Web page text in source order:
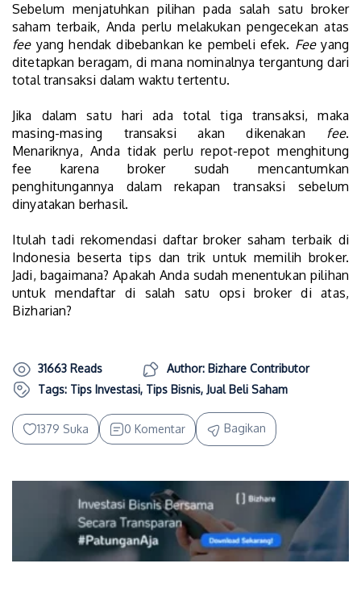
Sebelum menjatuhkan pilihan pada salah satu broker
saham terbaik, Anda perlu melakukan pengecekan atas
feeyang hendak dibebankan ke pembeli efek. Feeyang
ditetapkan beragam, di mana nominalnya tergantung dari
total transaksi dalam waktu tertentu.
Jika dalam satu hari ada total tiga transaksi, maka
masing-masing transaksi akan dikenakan fee.
Menariknya, Anda tidak perlu repot-repot menghitung
fee karena broker sudah mencantumkan
penghitungannya dalam rekapan transaksi sebelum
dinyatakan berhasil.
Itulah tadi rekomendasi daftar broker saham terbaik di
Indonesia beserta tips dan trik untuk memilih broker.
Jadi, bagaimana? Apakah Anda sudah menentukan pilihan
untuk mendaftar di salah satu opsi broker di atas,
Bizharian?
31663 Reads
Author: Bizhare Contributor
Tags: Tips Investasi, Tips Bisnis, Jual Beli Saham
1379 Suka 0 Komentar Bagikan